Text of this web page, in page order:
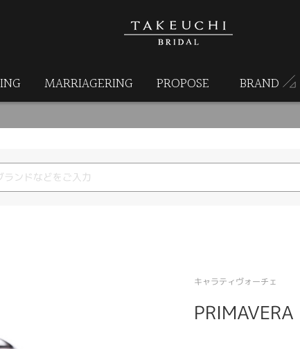
MARRIAGERING PROPOSE BRAND
キャラティヴォーチェ